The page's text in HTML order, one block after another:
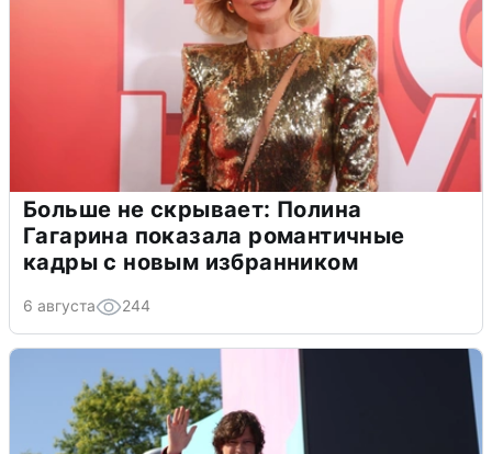
Больше не скрывает: Полина
Гагарина показала романтичные
кадры с новым избранником
6 августа 244